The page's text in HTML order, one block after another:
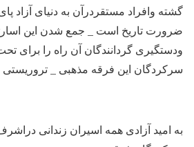
گشته وافراد مستقردرآن به دنیای آزاد
ضرورت تاریخ است _ جمع شدن این
ودستگیری گردانندگان آن راه را برای
سرکردگان این فرقه مذهبی _ تروریستی
به امید آزادی همه اسیران زندانی